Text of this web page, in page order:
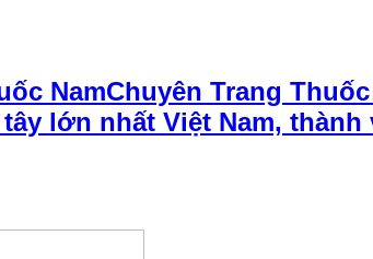
Chuyên Trang
lớn nhất Việt Nam,